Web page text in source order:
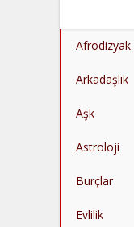
Afrodizyak
Arkadaşlık
Aşk
Astroloji
Burçlar
Evlilik